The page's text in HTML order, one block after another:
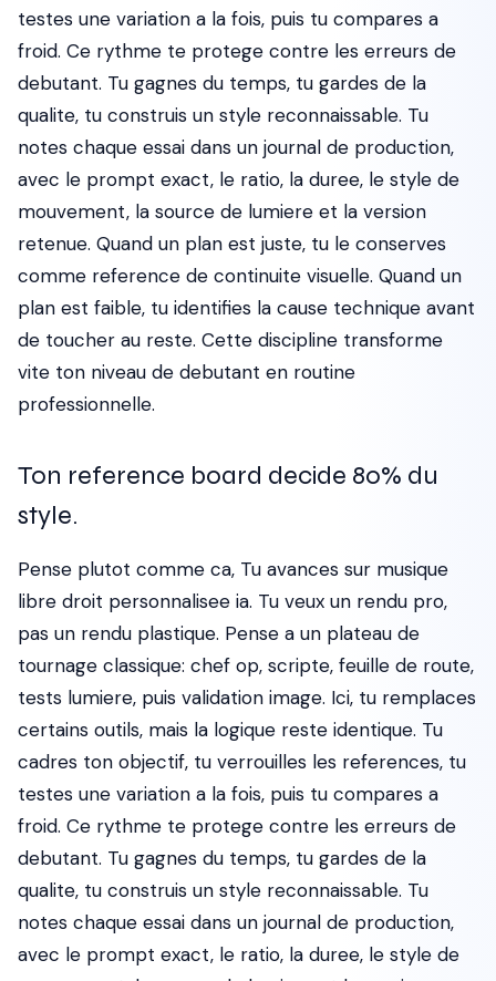
testes une variation a la fois, puis tu compares a
froid. Ce rythme te protege contre les erreurs de
debutant. Tu gagnes du temps, tu gardes de la
qualite, tu construis un style reconnaissable. Tu
notes chaque essai dans un journal de production,
avec le prompt exact, le ratio, la duree, le style de
mouvement, la source de lumiere et la version
retenue. Quand un plan est juste, tu le conserves
comme reference de continuite visuelle. Quand un
plan est faible, tu identifies la cause technique avant
de toucher au reste. Cette discipline transforme
vite ton niveau de debutant en routine
professionnelle.
Ton reference board decide 80% du
style.
Pense plutot comme ca, Tu avances sur musique
libre droit personnalisee ia. Tu veux un rendu pro,
pas un rendu plastique. Pense a un plateau de
tournage classique: chef op, scripte, feuille de route,
tests lumiere, puis validation image. Ici, tu remplaces
certains outils, mais la logique reste identique. Tu
cadres ton objectif, tu verrouilles les references, tu
testes une variation a la fois, puis tu compares a
froid. Ce rythme te protege contre les erreurs de
debutant. Tu gagnes du temps, tu gardes de la
qualite, tu construis un style reconnaissable. Tu
notes chaque essai dans un journal de production,
avec le prompt exact, le ratio, la duree, le style de